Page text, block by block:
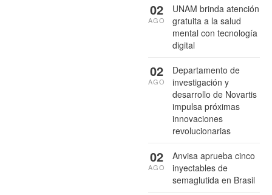
UNAM brinda atención
gratuita a la salud
mental con tecnología
digital
02
AGO
Departamento de
investigación y
desarrollo de Novartis
impulsa próximas
innovaciones
revolucionarias
02
AGO
Anvisa aprueba cinco
inyectables de
semaglutida en Brasil
02
AGO